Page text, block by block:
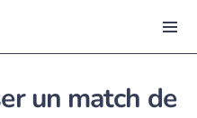
un match de